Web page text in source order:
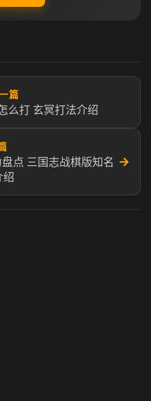
篇
么打 玄冥打法介绍
点 三国志战棋版知名
绍
→